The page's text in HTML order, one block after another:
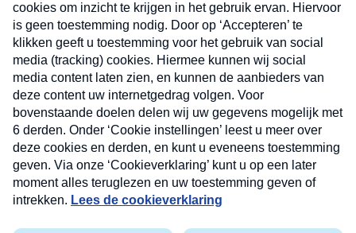
Nieuwsbrief
Neem hier een gratis abonnement op onze
nieuwsbrief. Elke vrijdag- en dinsdagochtend in uw